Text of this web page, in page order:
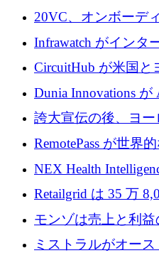
イン コンピュータ
に 750 万ドルを調達
20VC、オンボーデ
Prelude へのシリー
Infrawatch がインタ
クチャ インテリジ
プレシードを確保
CircuitHub が米国と
子機器製造を拡大す
Dunia Innovations
産業化するために 2
リン GigaLab を発表
誇大宣伝の後、ヨ
クターはファンダメ
RemotePass が世界
ラットフォームを拡
NEX Health
100万ユーロを確保
Retailgrid は 35 万
ラウンドで小売業の
ゲットにしています
モンゾは売上と利
ミストラルがオー